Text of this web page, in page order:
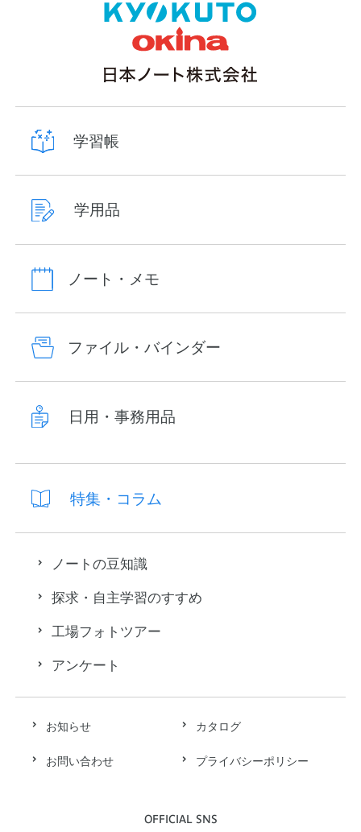
お知らせ カタログ
お問い合わせ プライバシーポリシー
OFFICIAL SNS
学習帳
学用品
ノート・メモ
ファイル・バインダー
日用・事務用品
特集・コラム
ノートの豆知識
探求・自主学習のすすめ
工場フォトツアー
アンケート